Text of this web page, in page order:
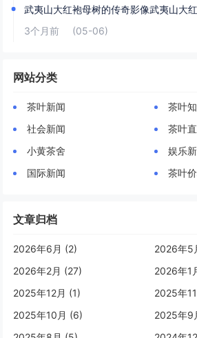
武夷山大红袍母树的传奇影像武夷山大
3个月前
(05-06)
网站分类
茶叶新闻
茶叶
社会新闻
茶叶
小黄茶舍
娱乐
国际新闻
茶叶
文章归档
2026年6月 (2)
2026年5
2026年2月 (27)
2026年1
2025年12月 (1)
2025年
2025年10月 (6)
2025年9